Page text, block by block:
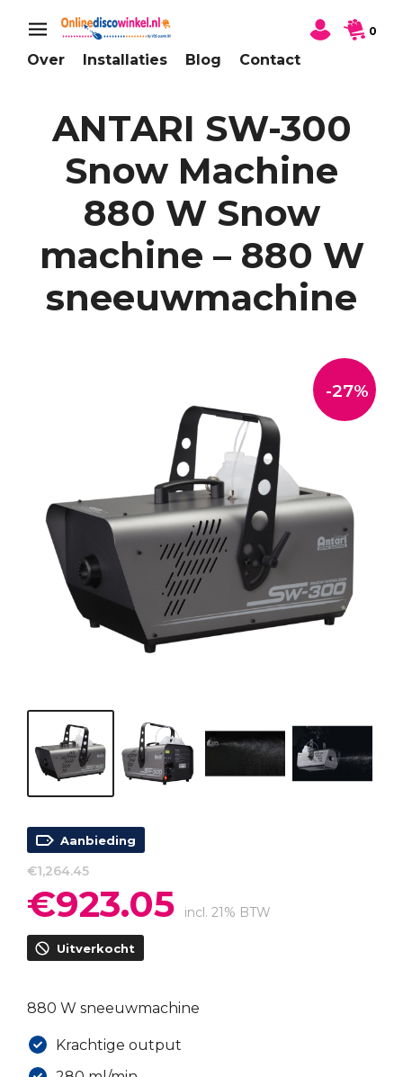
Over Installaties Blog Contact
0
ANTARI SW-300
Snow Machine
880 W Snow
machine – 880 W
sneeuwmachine
-27%
Aanbieding
€1,264.45
Oorspronkelijke
prijs
was:
€1,264.45.
€923.05prijs
incl. 21% BTW
Uitverkocht
880 W sneeuwmachine
Krachtige output